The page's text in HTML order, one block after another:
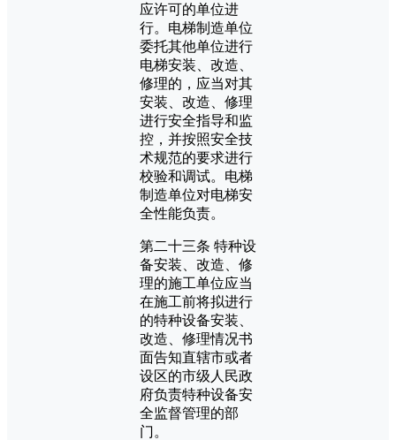
应许可的单位进
行。电梯制造单位
委托其他单位进行
电梯安装、改造、
修理的，应当对其
安装、改造、修理
进行安全指导和监
控，并按照安全技
术规范的要求进行
校验和调试。电梯
制造单位对电梯安
全性能负责。
第二十三条 特种设
备安装、改造、修
理的施工单位应当
在施工前将拟进行
的特种设备安装、
改造、修理情况书
面告知直辖市或者
设区的市级人民政
府负责特种设备安
全监督管理的部
门。